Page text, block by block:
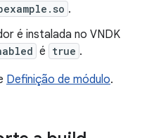
.
é instalada no VNDK
é true .
Definição de módulo.